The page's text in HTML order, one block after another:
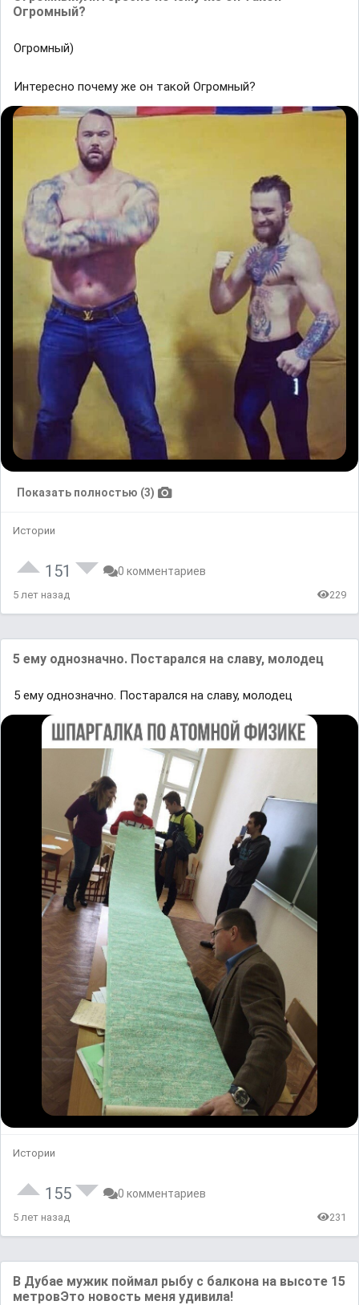
Огромный?
Огромный)
Интересно почему же он такой Огромный?
Показать полностью (3)
Истории
151 0 комментариев
5 лет назад 229
5 ему однозначно. Постарался на славу, молодец
5 ему однозначно. Постарался на славу, молодец
Истории
155 0 комментариев
5 лет назад 231
В Дубае мужик поймал рыбу с балкона на высоте 15
метровЭто новость меня удивила!